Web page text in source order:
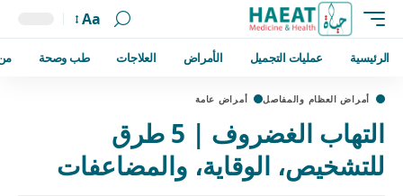
Aa
الرئيسية عمليات التجميل الأمراض العلاجات طب وصحة
أمراض العظام والمفاصل أمراض عامة
التهاب الغضروف | 5 طرق
للتشخيص، الوقاية، والمضاعفات